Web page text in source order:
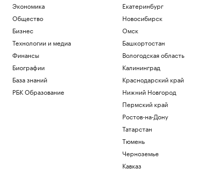
Экономика
Общество
Бизнес
Технологии и медиа
Финансы
Биографии
База знаний
РБК Образование
Екатеринбург
Новосибирск
Омск
Башкортостан
Вологодская область
Калининград
Краснодарский край
Нижний Новгород
Пермский край
Ростов-на-Дону
Татарстан
Тюмень
Черноземье
Кавказ